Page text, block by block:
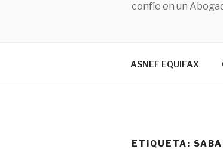
confíe en un
ASNEF EQUIFAX
ETIQUETA: